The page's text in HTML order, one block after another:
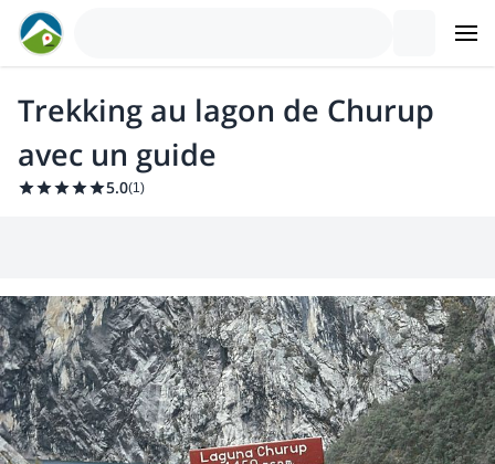
Trekking au lagon de Churup
avec un guide
5.0(1)